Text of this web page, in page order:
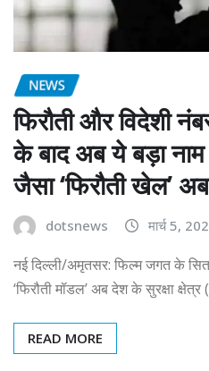
NEWS
फिरौती और विदेशी
के बाद अब ये बड़ा
जैसा ‘फिरौती खेल’
dotsnews मार्च 5,
नई दिल्ली/अमृतसर: फिल्म जगत के
‘फिरौती मॉडल’ अब देश के सुरक्षा
READ MORE